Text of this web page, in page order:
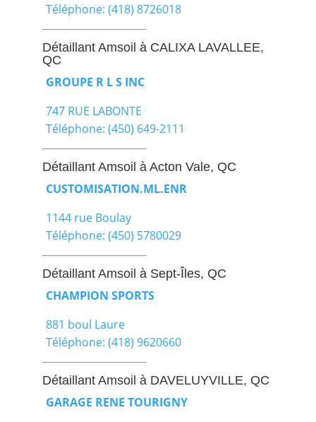
Téléphone: (418) 8726018
Détaillant Amsoil à CALIXA LAVALLEE,
QC
GROUPE R L S INC
747 RUE LABONTE
Téléphone: (450) 649-2111
Détaillant Amsoil à Acton Vale, QC
CUSTOMISATION.ML.ENR
1144 rue Boulay
Téléphone: (450) 5780029
Détaillant Amsoil à Sept-Îles, QC
CHAMPION SPORTS
881 boul Laure
Téléphone: (418) 9620660
Détaillant Amsoil à DAVELUYVILLE, QC
GARAGE RENE TOURIGNY